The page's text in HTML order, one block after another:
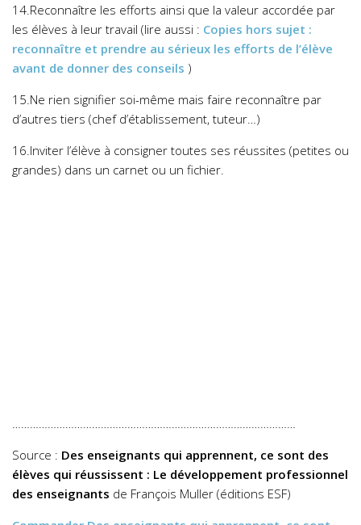
14.Reconnaître les efforts ainsi que la valeur accordée par
les élèves à leur travail (lire aussi : Copies hors sujet :
reconnaître et prendre au sérieux les efforts de l’élève
avant de donner des conseils )
15.Ne rien signifier soi-même mais faire reconnaître par
d’autres tiers (chef d’établissement, tuteur…)
16.Inviter l’élève à consigner toutes ses réussites (petites ou
grandes) dans un carnet ou un fichier.
Source : Des enseignants qui apprennent, ce sont des
élèves qui réussissent : Le développement professionnel
des enseignants de François Muller (éditions ESF)